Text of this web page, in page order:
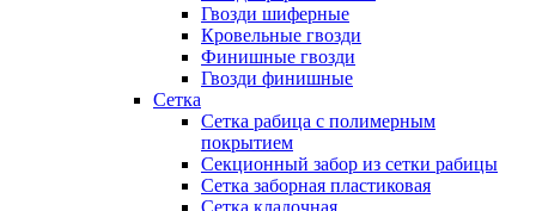
Гвозди шиферные
Кровельные гвозди
Финишные гвозди
Гвозди финишные
Сетка
Сетка рабица с полимерным
покрытием
Секционный забор из сетки рабицы
Сетка заборная пластиковая
Сетка кладочная